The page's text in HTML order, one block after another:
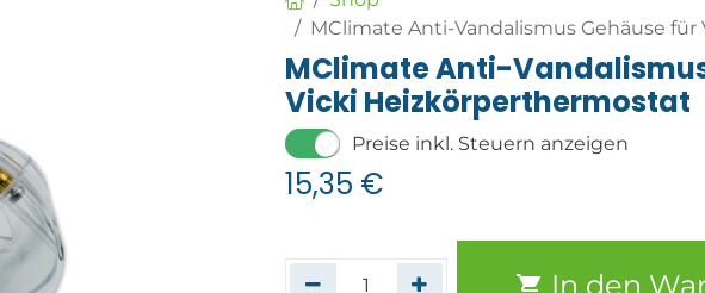
MClimate Anti-Vandalismus Gehäuse
MClimate Anti-
Vicki Heizkörperthermostat
Preise inkl. Steuern anzeigen
15,35 €
In den